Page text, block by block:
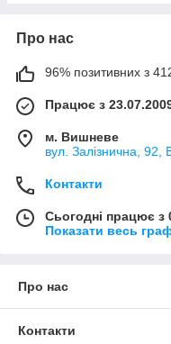
Про нас
96% позитивних з 412
Працює з
м. Вишневе
вул. Залізнична, 92,
Контакти
Сьогодні працює з
Показати весь
Про нас
Контакти